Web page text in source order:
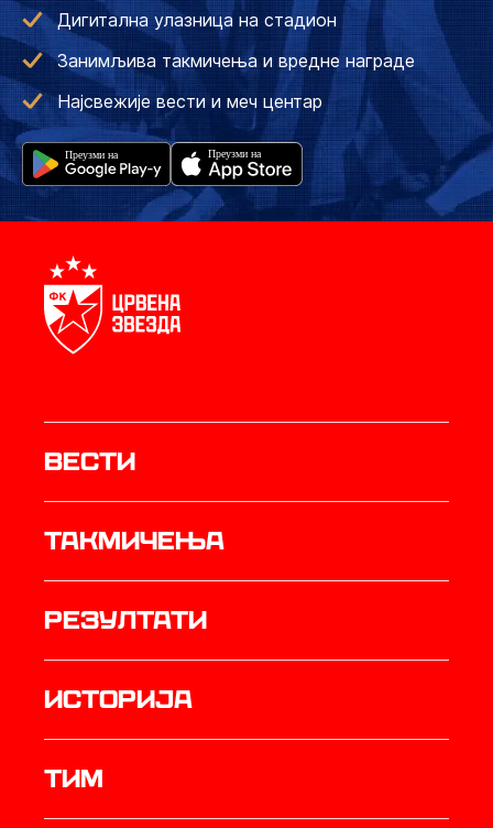
Дигитална улазница на стадион
Занимљива такмичења и вредне награде
Најсвежије вести и меч центар
Вести
Такмичења
резултати
историја
ТИМ